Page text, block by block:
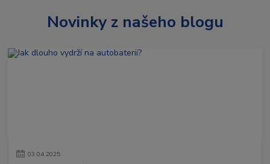
Novinky z našeho blogu
03.04.2025